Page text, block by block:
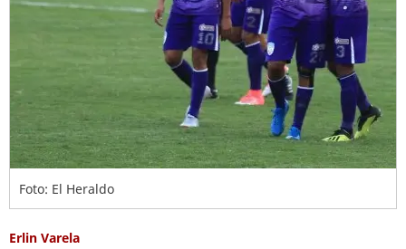
Foto: El Heraldo
Erlin Varela